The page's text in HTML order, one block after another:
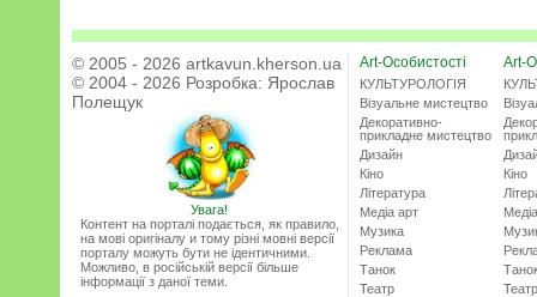
© 2005 - 2026 artkavun.kherson.ua
© 2004 - 2026 Розробка: Ярослав
Полещук
Увага!
Контент на порталі подається, як правило,
на мові оригіналу и тому різні мовні версії
порталу можуть бути не ідентичними.
Можливо, в російській версії більше
інформації з даної теми.
Art-Особистості
КУЛЬТУРОЛОГІЯ
Візуальне мистецтво
Декоративно-
прикладне мистецтво
Дизайн
Кіно
Література
Медіа арт
Музика
Реклама
Танок
Театр
Art-
Кіно
Театр